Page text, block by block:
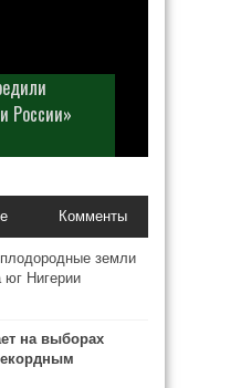
России»
Комменты
земли
юг Нигерии
на выборах